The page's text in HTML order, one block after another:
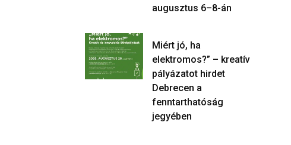
augusztus 6–8-án
Miért jó, ha
elektromos?” – kreatív
pályázatot hirdet
Debrecen a
fenntarthatóság
jegyében